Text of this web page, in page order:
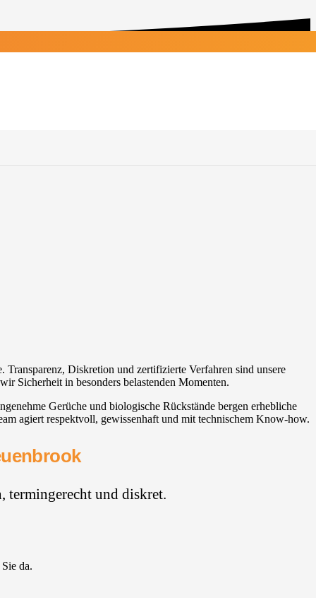
Diskretion und zertifizierte Verfahren sind unsere
Sicherheit in besonders belastenden Momenten.
Gerüche und biologische Rückstände bergen erhebliche
agiert respektvoll, gewissenhaft und mit technischem Know-how.
termingerecht und diskret.
da.